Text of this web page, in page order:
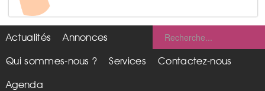
Actualités
Annonces
Qui sommes-nous ?
Services
Contactez-nous
Agenda